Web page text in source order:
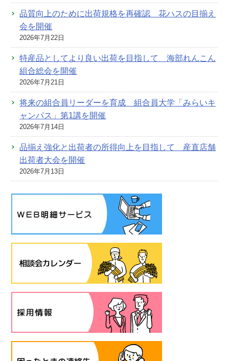
品質向上のために出荷規格を再確認 花ハスの目揃え
会を開催
2026年7月22日
特産品としてより良い出荷を目指して 海部れんこん
組合総会を開催
2026年7月21日
将来の組合員リーダーを育成 組合員大学「みらいキ
ャンパス」第1講を開催
2026年7月14日
品揃え強化と出荷者の所得向上を目指して 産直店舗
出荷者大会を開催
2026年7月13日